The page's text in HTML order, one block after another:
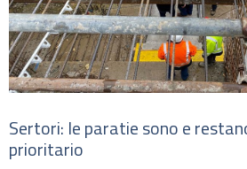
Sertori: le paratie sono e
prioritario